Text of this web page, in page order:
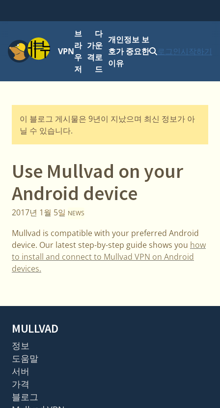
메뉴VPN
브
라
우
저
가
격
다
운
로
드
개인정보 보
호가 중요한
이유
로그인시작하기
이 블로그 게시물은 9년이 지났으며 최신 정보가 아
닐 수 있습니다.
Use Mullvad on your
Android device
2017년 1월 5일 NEWS
Mullvad is compatible with your preferred Android
device. Our latest step-by-step guide shows you how
to install and connect to Mullvad VPN on Android
devices.
MULLVAD
정보
도움말
서버
가격
블로그